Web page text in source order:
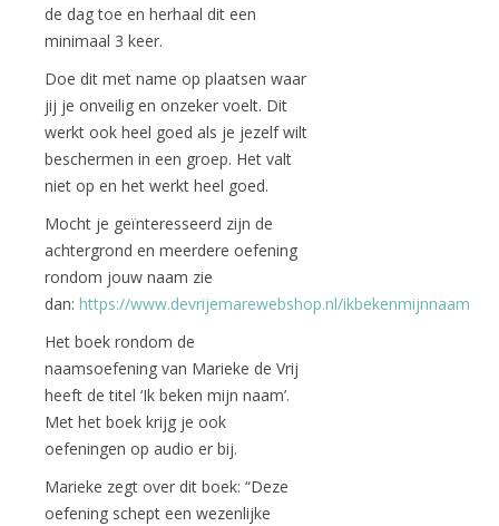
de dag toe en herhaal dit een
minimaal 3 keer.
Doe dit met name op plaatsen waar
jij je onveilig en onzeker voelt. Dit
werkt ook heel goed als je jezelf wilt
beschermen in een groep. Het valt
niet op en het werkt heel goed.
Mocht je geïnteresseerd zijn de
achtergrond en meerdere oefening
rondom jouw naam zie
dan: https://www.devrijemarewebshop.nl/ikbekenmijnnaam
Het boek rondom de
naamsoefening van Marieke de Vrij
heeft de titel ‘Ik beken mijn naam’.
Met het boek krijg je ook
oefeningen op audio er bij.
Marieke zegt over dit boek: “Deze
oefening schept een wezenlijke